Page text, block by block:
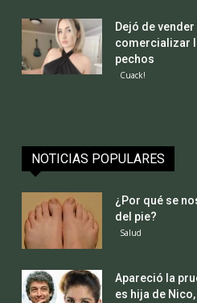
Dejó de
comercializar
pechos
Cuack!
NOTICIAS POPULARES
¿Por qué se
del pie?
Salud
Apareció la
es hija de Nico,